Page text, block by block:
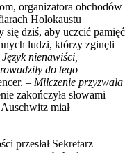
organizatora obchodów
Holokaustu
się dziś, aby uczcić pamięć
ludzi, którzy zginęli
Język nienawiści,
do tego
– Milczenie przyzwala
zakończyła słowami –
miał
przesłał Sekretarz